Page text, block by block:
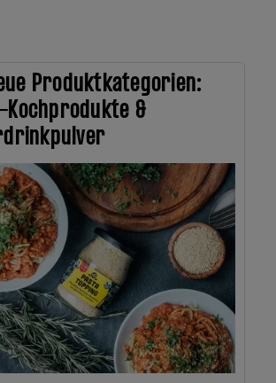
Produktkategorien:
Kochprodukte &